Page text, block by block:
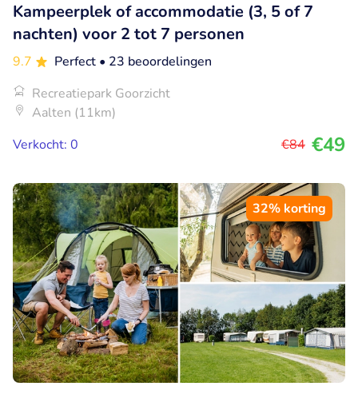
Kampeerplek of accommodatie (3, 5 of 7
nachten) voor 2 tot 7 personen
9.7 Perfect • 23 beoordelingen
Recreatiepark Goorzicht
Aalten (11km)
Verkocht: 0
€84 €49
32% korting